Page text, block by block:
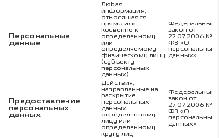
Персональные
данные
Любая
информация,
относящаяся
прямо или
косвенно к
определенному
или
определяемому
физическому лицу
(субъекту
персональных
данных)
Федеральный
закон от
27.07.2006 №
ФЗ «О
персональных
данных»
Предоставление
персональных
данных
Действия,
направленные на
раскрытие
персональных
данных
определенному
лицу или
определенному
кругу лиц
Федеральный
закон от
27.07.2006 №
ФЗ «О
персональных
данных»